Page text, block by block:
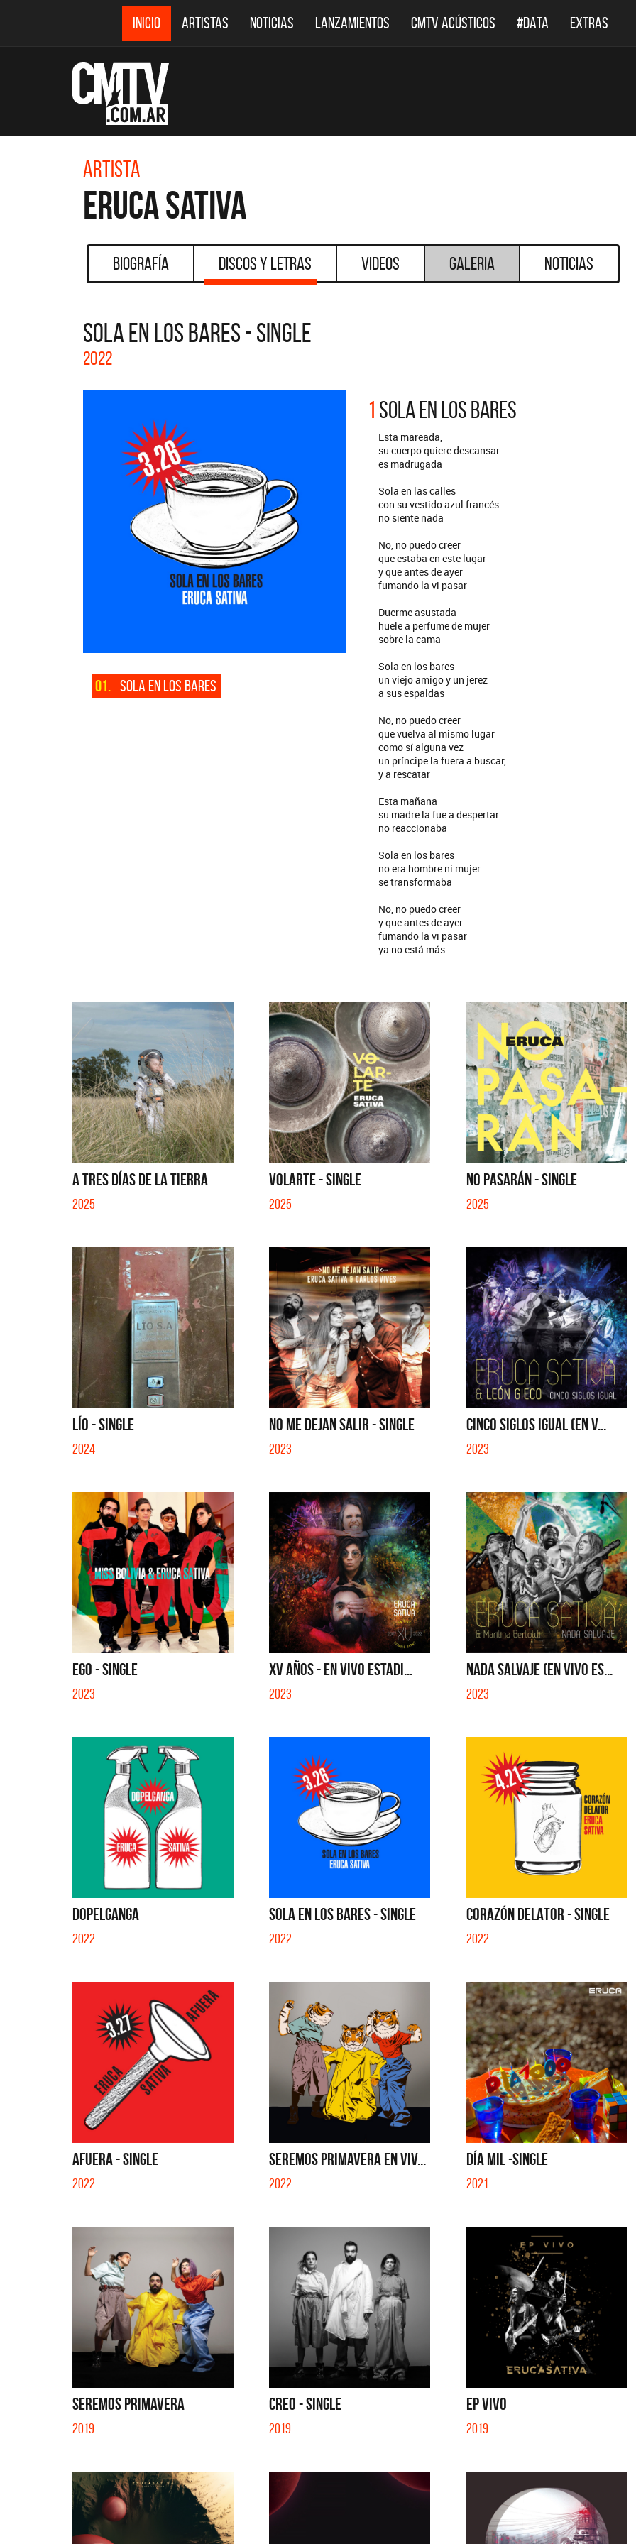
INICIO ARTISTAS NOTICIAS LANZAMIENTOS CMTV ACÚSTICOS #DATA EXTRAS
Artista
Eruca Sativa
Biografía Discos y Letras Videos Galeria Noticias
SOLA EN LOS BARES - SINGLE
2022
01. SOLA EN LOS BARES
1 SOLA EN LOS BARES
Esta mareada,
su cuerpo quiere descansar
es madrugada
Sola en las calles
con su vestido azul francés
no siente nada
No, no puedo creer
que estaba en este lugar
y que antes de ayer
fumando la vi pasar
Duerme asustada
huele a perfume de mujer
sobre la cama
Sola en los bares
un viejo amigo y un jerez
a sus espaldas
No, no puedo creer
que vuelva al mismo lugar
como sí alguna vez
un príncipe la fuera a buscar,
y a rescatar
Esta mañana
su madre la fue a despertar
no reaccionaba
Sola en los bares
no era hombre ni mujer
se transformaba
No, no puedo creer
y que antes de ayer
fumando la vi pasar
ya no está más
A TRES DÍAS DE LA TIERRA
2025
VOLARTE - SINGLE
2025
NO PASARÁN - SINGLE
2025
LÍO - SINGLE
2024
NO ME DEJAN SALIR - SINGLE
2023
CINCO SIGLOS IGUAL (EN V...
2023
EGO - SINGLE
2023
XV AÑOS - EN VIVO ESTADI...
2023
NADA SALVAJE (EN VIVO ES...
2023
DOPELGANGA
2022
SOLA EN LOS BARES - SINGLE
2022
CORAZÓN DELATOR - SINGLE
2022
AFUERA - SINGLE
2022
SEREMOS PRIMAVERA EN VIV...
2022
DÍA MIL -SINGLE
2021
SEREMOS PRIMAVERA
2019
CREO - SINGLE
2019
EP VIVO
2019
DESTACADOS
La colección completa de los CMTV
DESTACADOS
Migrantes
SI NO ES CON VOS - SINGLE
Los Palmeras
YO SOY - SINGLE